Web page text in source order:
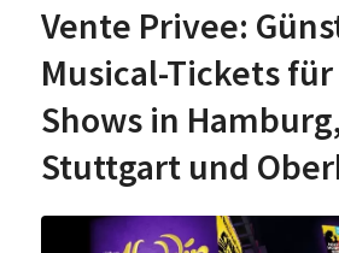
Vente Privee:
Musical-Tickets für
Shows in
Stuttgart und